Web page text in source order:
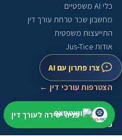
כלי AI משפטיים
מחשבון שכר טרחת עורך דין
התייעצות משפטית
אודות Jus-Tice
מדיניות עריכה
מפת אתר
הצטרפות עורכי דין ←
פנייה מהירה
צרו פתרון עם AI
פניה ישירה לעורך דין